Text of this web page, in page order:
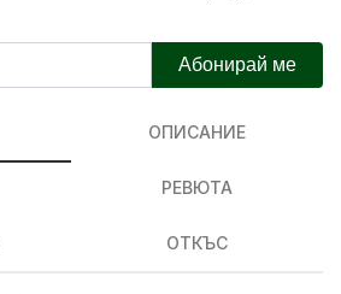
Абонирай ме
ОПИСАНИЕ
РЕВЮТА
ОТКЪС